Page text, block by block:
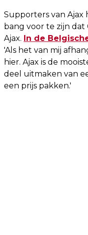
Supporters van Ajax
bang voor te zijn
Ajax. In de
'Als het van mij
hier. Ajax is de
deel uitmaken van
een prijs pakken.'